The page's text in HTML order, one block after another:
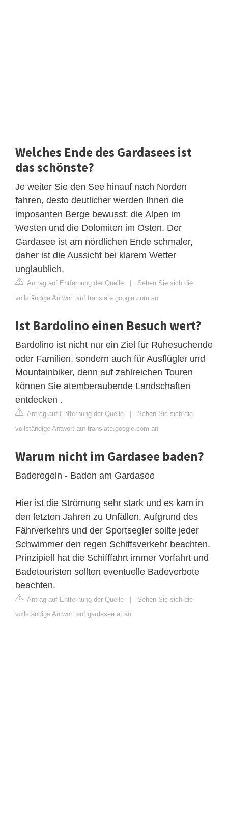
Welches Ende des Gardasees ist
das schönste?
Je weiter Sie den See hinauf nach Norden
fahren, desto deutlicher werden Ihnen die
imposanten Berge bewusst: die Alpen im
Westen und die Dolomiten im Osten. Der
Gardasee ist am nördlichen Ende schmaler,
daher ist die Aussicht bei klarem Wetter
unglaublich.
Antrag auf Entfernung der Quelle | Sehen Sie sich die
vollständige Antwort auf translate.google.com an
Ist Bardolino einen Besuch wert?
Bardolino ist nicht nur ein Ziel für Ruhesuchende
oder Familien, sondern auch für Ausflügler und
Mountainbiker, denn auf zahlreichen Touren
können Sie atemberaubende Landschaften
entdecken .
Antrag auf Entfernung der Quelle | Sehen Sie sich die
vollständige Antwort auf translate.google.com an
Warum nicht im Gardasee baden?
Baderegeln - Baden am Gardasee
Hier ist die Strömung sehr stark und es kam in
den letzten Jahren zu Unfällen. Aufgrund des
Fährverkehrs und der Sportsegler sollte jeder
Schwimmer den regen Schiffsverkehr beachten.
Prinzipiell hat die Schifffahrt immer Vorfahrt und
Badetouristen sollten eventuelle Badeverbote
beachten.
Antrag auf Entfernung der Quelle | Sehen Sie sich die
vollständige Antwort auf gardasee.at an